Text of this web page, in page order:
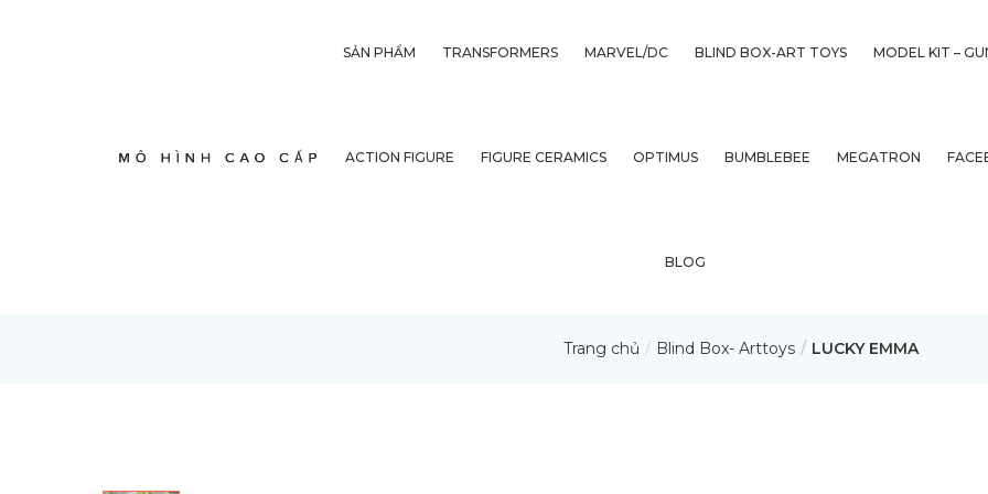
SẢN PHẨM TRANSFORMERS MARVEL/DC BLIND BOX-ART TOYS MODEL KIT –
ACTION FIGURE FIGURE CERAMICS OPTIMUS BUMBLEBEE MEGATRON
BLOG
Trang chủ Blind Box- Arttoys LUCKY EMMA